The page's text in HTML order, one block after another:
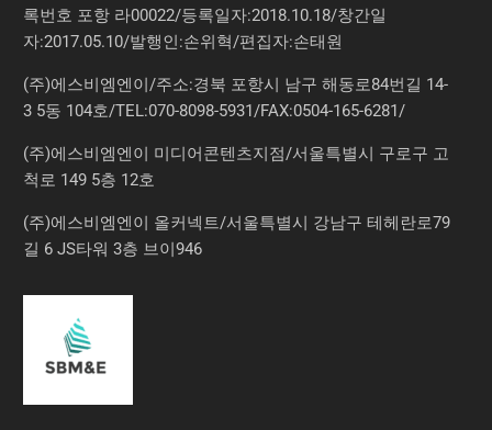
록번호 포항 라00022/등록일자:2018.10.18/창간일
자:2017.05.10/발행인:손위혁/편집자:손태원
(주)에스비엠엔이/주소:경북 포항시 남구 해동로84번길 14-
3 5동 104호/TEL:070-8098-5931/FAX:0504-165-6281/
(주)에스비엠엔이 미디어콘텐츠지점/서울특별시 구로구 고
척로 149 5층 12호
(주)에스비엠엔이 올커넥트/서울특별시 강남구 테헤란로79
길 6 JS타워 3층 브이946